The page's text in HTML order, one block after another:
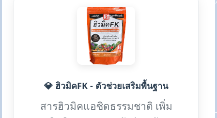
💎 ฮิวมิคFK - ตัวช่วยเสริมพื้นฐาน
สารฮิวมิคแอซิดธรรมชาติ เพิ่ม